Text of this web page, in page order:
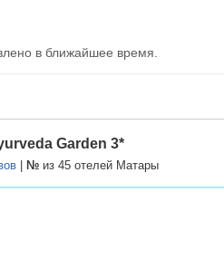
в ближайшее время.